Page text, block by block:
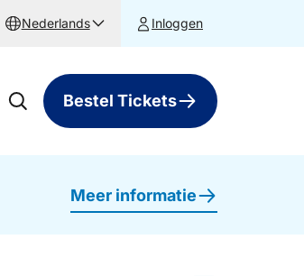
Nederlands Inloggen
Bestel Tickets
Meer informatie